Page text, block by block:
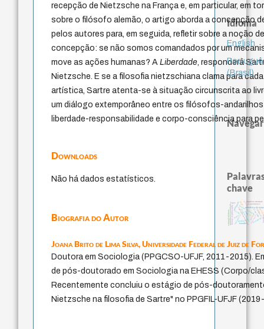
recepção de Nietzsche na França e, em particular, em
sobre o filósofo alemão, o artigo aborda a concepção
pelos autores para, em seguida, refletir sobre a noção
concepção: se não somos comandados por um
move as ações humanas? ALiberdade, responderá
Nietzsche. E se a filosofia nietzschiana clama para
artística, Sartre atenta-se à situação circunscrita ao
um diálogo extemporâneo entre os filósofos-
liberdade-responsabilidade e corpo-consciência para
Downloads
Não há dados estatísticos.
Biografia do Autor
Joana Brito de Lima Silva,Universidade Federal de Juiz de
Doutora em Sociologia (PPGCSO-UFJF, 2011-2015).
de pós-doutorado em Sociologia na EHESS (Corpo/
Recentemente concluiu o estágio de pós-
Nietzsche na filosofia de Sartre" no PPGFIL-UFJF
Idioma
English
(Brasil)
Navegar
chave
fundamentalismo
jacobi
protágoras
experiência temporalmetafísica do tempo
género
idade
intolerância
history of philosophy homem-medida j.c.m. neto
palavra
perdón
leyes violencia
guayaquil
logos
pedagogia
lei
multidimensionalidade acquaintance
arquivos mentais
desejo
bataille
external relations
mind